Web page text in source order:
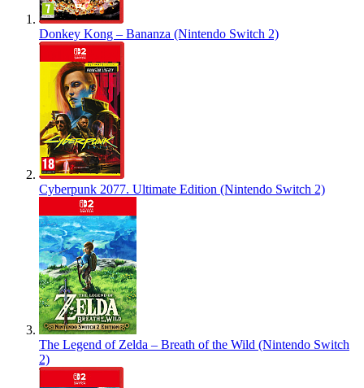
Donkey Kong – Bananza (Nintendo Switch 2)
Cyberpunk 2077. Ultimate Edition (Nintendo Switch 2)
The Legend of Zelda – Breath of the Wild (Nintendo Switch
2)